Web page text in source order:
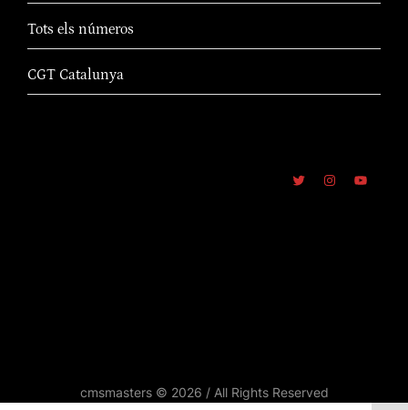
Tots els números
CGT Catalunya
cmsmasters © 2026 / All Rights Reserved